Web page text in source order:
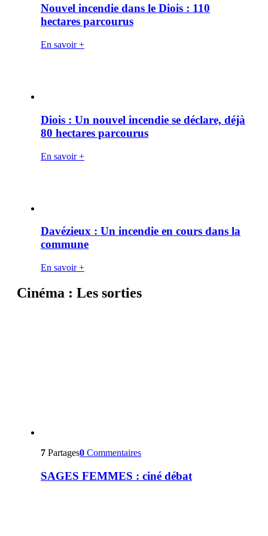
Nouvel incendie dans le Diois : 110
hectares parcourus
En savoir +
Diois : Un nouvel incendie se déclare, déjà
80 hectares parcourus
En savoir +
Davézieux : Un incendie en cours dans la
commune
En savoir +
Cinéma : Les sorties
7 Partages0 Commentaires
SAGES FEMMES : ciné débat